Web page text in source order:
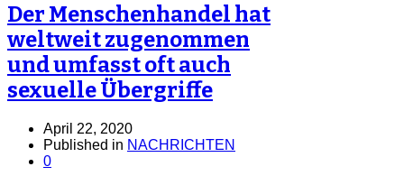
Der Menschenhandel hat
weltweit zugenommen
und umfasst oft auch
sexuelle Übergriffe
April 22, 2020
Published in NACHRICHTEN
0